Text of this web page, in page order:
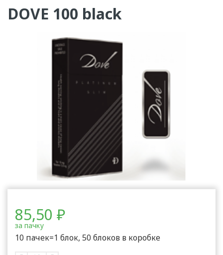
DOVE 100 black
85,50 ₽
за пачку
10 пачек=1 блок, 50 блоков в коробке